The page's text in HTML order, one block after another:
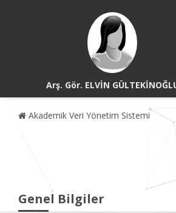
Arş. Gör. ELVİN
Akademik Veri Yönetim Sistemi
Genel Bilgiler